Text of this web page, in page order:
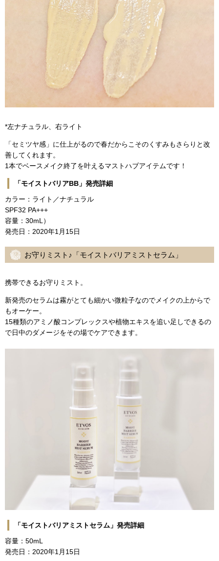
*左ナチュラル、右ライト
「セミツヤ感」に仕上がるので春だからこそのくすみもさらりと改
善してくれます。
1本でベースメイク終了を叶えるマストハブアイテムです！
「モイストバリアBB」発売詳細
カラー：ライト／ナチュラル
SPF32 PA+++
容量：30mL）
発売日：2020年1月15日
お守りミスト♪「モイストバリアミストセラム」
携帯できるお守りミスト。
新発売のセラムは霧がとても細かい微粒子なのでメイクの上からで
もオーケー。
15種類のアミノ酸コンプレックスや植物エキスを追い足しできるの
で日中のダメージをその場でケアできます。
「モイストバリアミストセラム」発売詳細
容量：50mL
発売日：2020年1月15日